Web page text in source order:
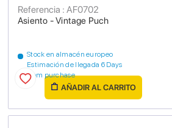
Asiento - Vintage Puch
Referencia : AF0702
Stock en almacén europeo
Estimación de llegada 6 Days
from purchase
AÑADIR AL CARRITO